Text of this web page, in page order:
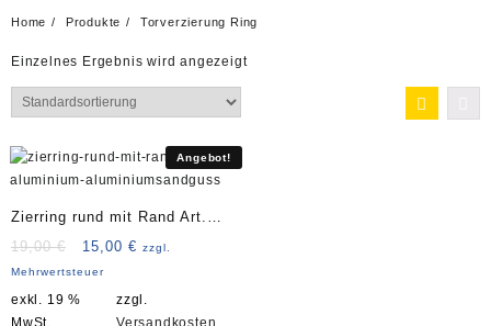
Home Produkte Torverzierung Ring
Einzelnes Ergebnis wird angezeigt
Angebot!
Zierring rund mit Rand Art.
3633C
19,00€
Ursprünglicher
Preis
19,00 €
15,00 € Aktueller
ist:
15,00 €.
zzgl.
Mehrwertsteuer
exkl. 19 %
MwSt.
zzgl.
Versandkosten